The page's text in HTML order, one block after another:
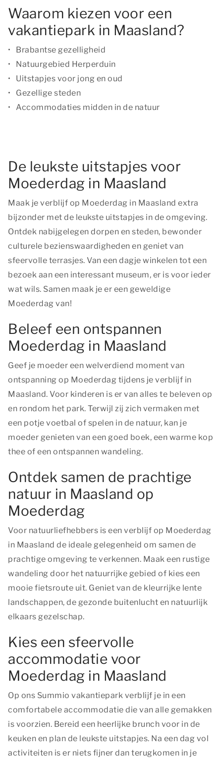
Waarom kiezen voor een
vakantiepark in Maasland?
Brabantse gezelligheid
Natuurgebied Herperduin
Uitstapjes voor jong en oud
Gezellige steden
Accommodaties midden in de natuur
De leukste uitstapjes voor
Moederdag in Maasland
Maak je verblijf op Moederdag in Maasland extra
bijzonder met de leukste uitstapjes in de omgeving.
Ontdek nabijgelegen dorpen en steden, bewonder
culturele bezienswaardigheden en geniet van
sfeervolle terrasjes. Van een dagje winkelen tot een
bezoek aan een interessant museum, er is voor ieder
wat wils. Samen maak je er een geweldige
Moederdag van!
Beleef een ontspannen
Moederdag in Maasland
Geef je moeder een welverdiend moment van
ontspanning op Moederdag tijdens je verblijf in
Maasland. Voor kinderen is er van alles te beleven op
en rondom het park. Terwijl zij zich vermaken met
een potje voetbal of spelen in de natuur, kan je
moeder genieten van een goed boek, een warme kop
thee of een ontspannen wandeling.
Ontdek samen de prachtige
natuur in Maasland op
Moederdag
Voor natuurliefhebbers is een verblijf op Moederdag
in Maasland de ideale gelegenheid om samen de
prachtige omgeving te verkennen. Maak een rustige
wandeling door het natuurrijke gebied of kies een
mooie fietsroute uit. Geniet van de kleurrijke lente
landschappen, de gezonde buitenlucht en natuurlijk
elkaars gezelschap.
Kies een sfeervolle
accommodatie voor
Moederdag in Maasland
Op ons Summio vakantiepark verblijf je in een
comfortabele accommodatie die van alle gemakken
is voorzien. Bereid een heerlijke brunch voor in de
keuken en plan de leukste uitstapjes. Na een dag vol
activiteiten is er niets fijner dan terugkomen in je